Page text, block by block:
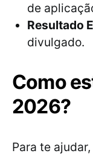
de
Resultado
divulgado.
Como
2026?
Para te ajudar,